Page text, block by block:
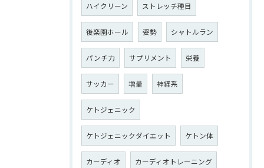
ハイクリーン ストレッチ種目
後楽園ホール 姿勢 シャトルラン
パンチ力 サプリメント 栄養
サッカー 増量 神経系
ケトジェニック
ケトジェニックダイエット ケトン体
カーディオ カーディオトレーニング